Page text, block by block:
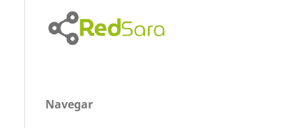
Navegar